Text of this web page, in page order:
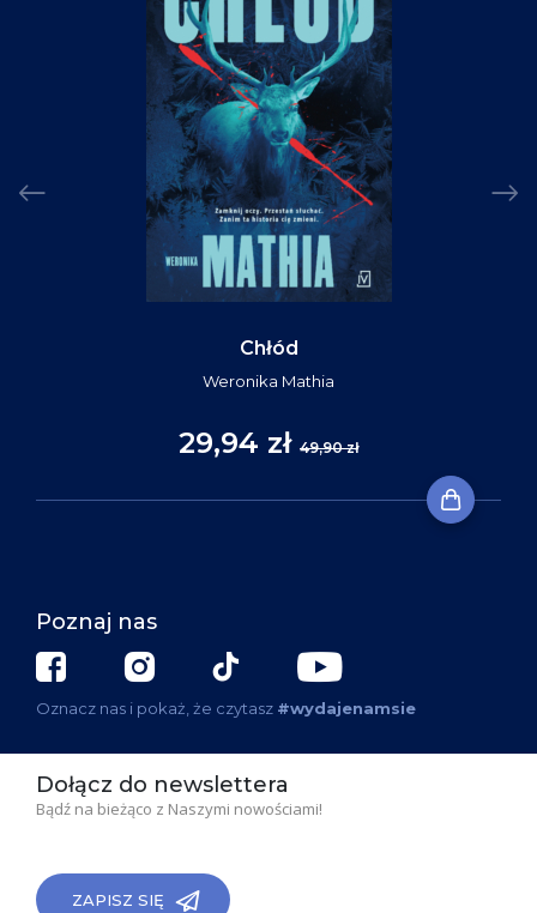
Chłód
Weronika Mathia
29,94 zł 49,90 zł
Poznaj nas
Oznacz nas i pokaż, że czytasz #wydajenamsie
Dołącz do newslettera
Bądź na bieżąco z Naszymi nowościami!
ZAPISZ SIĘ